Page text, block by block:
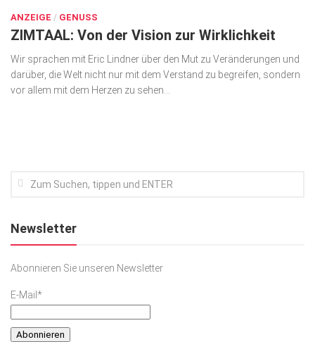
Geschäft
gesund & schön
Gesellschaft
Kunst & Kultur
SACHSEN IN PARIS
ANZEIGE / GENUSS
ZIMTAAL: Von der Vision zur Wirklichkeit
Wir sprachen mit Eric Lindner über den Mut zu Veränderun­gen und
darüber, die Welt nicht nur mit dem Verstand zu begreifen, sondern
vor allem mit dem Herzen zu sehen…
Newsletter
Abonnieren Sie unseren Newsletter
E-Mail*